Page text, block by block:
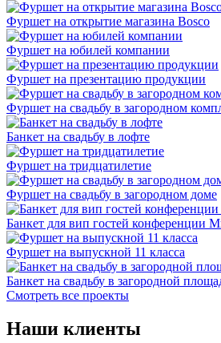
Фуршет на открытие магазина Bosco
Фуршет на юбилей компании
Фуршет на презентацию продукции
Фуршет на свадьбу в загородном
Банкет на свадьбу в лофте
Фуршет на тридцатилетие
Фуршет на свадьбу в загородном доме
Банкет для вип гостей конференции
Фуршет на выпускной 11 класса
Банкет на свадьбу в загородной
Смотреть все проекты
Наши клиенты